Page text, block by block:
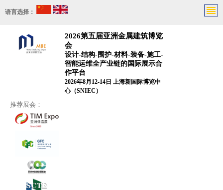
语言选择：
2026第五届亚洲金属建筑博览
会
设计-结构-围护-材料-装备-施工-
智能运维全产业链的国际展示合
作平台
2026年8月12-14日 上海新国际博览中
心（SNIEC）
推荐展会：